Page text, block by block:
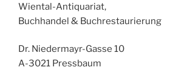
Wiental-Antiquariat,
Buchhandel & Buchrestaurierung
Dr. Niedermayr-Gasse 10
A-3021 Pressbaum